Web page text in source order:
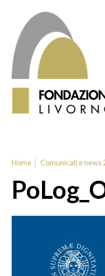
Home Comunicati e news